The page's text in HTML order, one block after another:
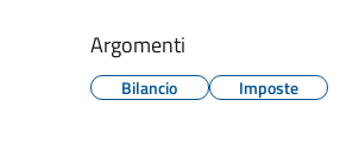
Argomenti
Bilancio Imposte